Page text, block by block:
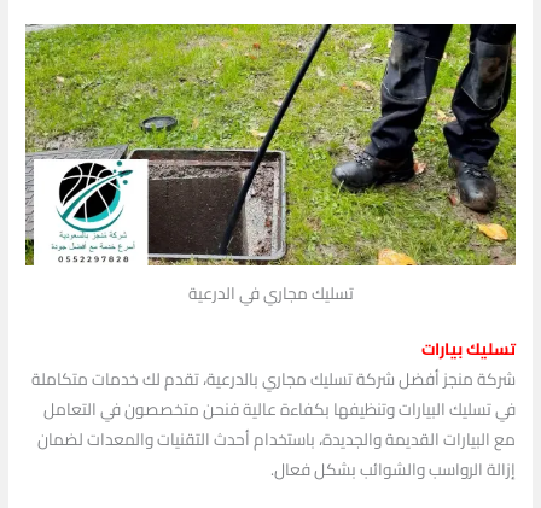
تسليك مجاري في الدرعية
تسليك بيارات
شركة منجز أفضل شركة تسليك مجاري بالدرعية، تقدم لك خدمات متكاملة
في تسليك البيارات وتنظيفها بكفاءة عالية فنحن متخصصون في التعامل
مع البيارات القديمة والجديدة، باستخدام أحدث التقنيات والمعدات لضمان
إزالة الرواسب والشوائب بشكل فعال.